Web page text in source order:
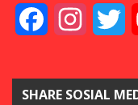
FacebookInstagram
SHARE SOSIAL